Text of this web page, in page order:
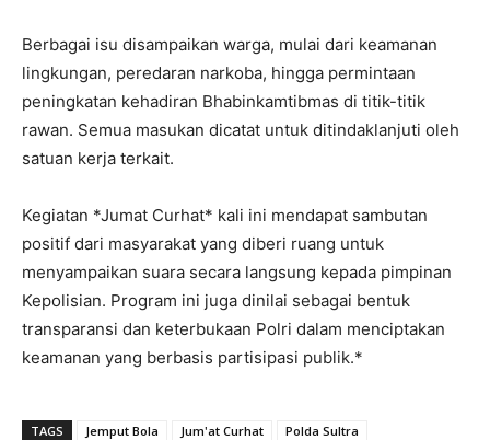
Berbagai isu disampaikan warga, mulai dari keamanan
lingkungan, peredaran narkoba, hingga permintaan
peningkatan kehadiran Bhabinkamtibmas di titik-titik
rawan. Semua masukan dicatat untuk ditindaklanjuti oleh
satuan kerja terkait.
Kegiatan *Jumat Curhat* kali ini mendapat sambutan
positif dari masyarakat yang diberi ruang untuk
menyampaikan suara secara langsung kepada pimpinan
Kepolisian. Program ini juga dinilai sebagai bentuk
transparansi dan keterbukaan Polri dalam menciptakan
keamanan yang berbasis partisipasi publik.*
TAGS Jemput Bola Jum'at Curhat Polda Sultra